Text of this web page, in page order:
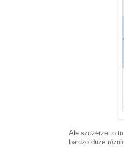
Ale szczerze to
bardzo duże